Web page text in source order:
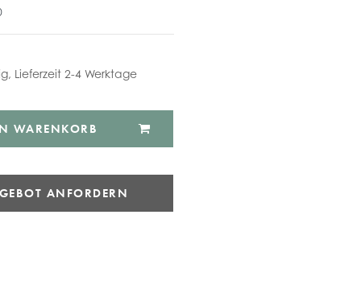
Lieferzeit 2-4 Werktage
WARENKORB
ANFORDERN